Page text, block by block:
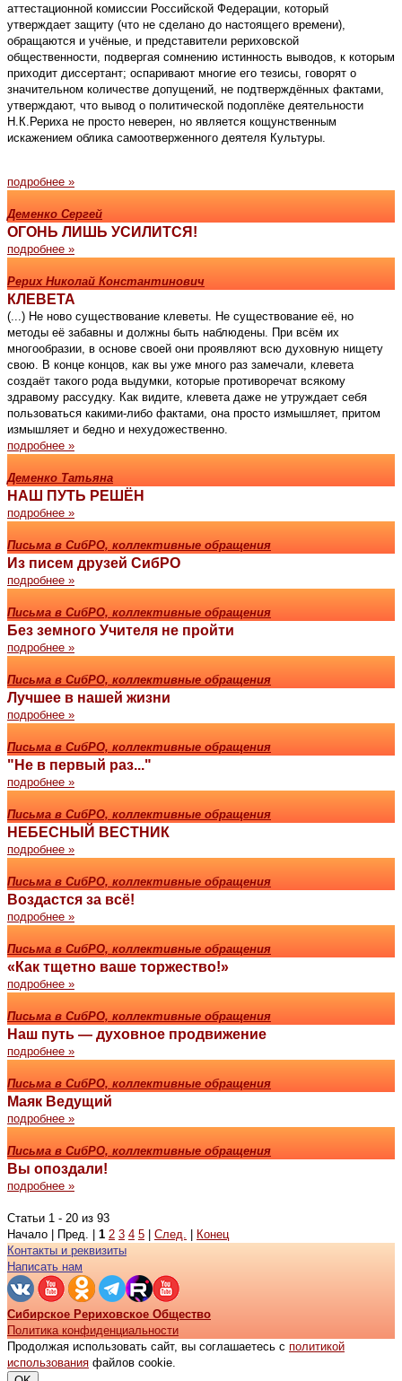
аттестационной комиссии Российской Федерации, который
утверждает защиту (что не сделано до настоящего времени),
обращаются и учёные, и представители рериховской
общественности, подвергая сомнению истинность выводов, к которым
приходит диссертант; оспаривают многие его тезисы, говорят о
значительном количестве допущений, не подтверждённых фактами,
утверждают, что вывод о политической подоплёке деятельности
Н.К.Рериха не просто неверен, но является кощунственным
искажением облика самоотверженного деятеля Культуры.
подробнее »
Деменко Сергей
ОГОНЬ ЛИШЬ УСИЛИТСЯ!
подробнее »
Рерих Николай Константинович
КЛЕВЕТА
(...) Не ново существование клеветы. Не существование её, но
методы её забавны и должны быть наблюдены. При всём их
многообразии, в основе своей они проявляют всю духовную нищету
свою. В конце концов, как вы уже много раз замечали, клевета
создаёт такого рода выдумки, которые противоречат всякому
здравому рассудку. Как видите, клевета даже не утруждает себя
пользоваться какими-либо фактами, она просто измышляет, притом
измышляет и бедно и нехудожественно.
подробнее »
Деменко Татьяна
НАШ ПУТЬ РЕШЁН
подробнее »
Письма в СибРО, коллективные обращения
Из писем друзей СибРО
подробнее »
Письма в СибРО, коллективные обращения
Без земного Учителя не пройти
подробнее »
Письма в СибРО, коллективные обращения
Лучшее в нашей жизни
подробнее »
Письма в СибРО, коллективные обращения
"Не в первый раз..."
подробнее »
Письма в СибРО, коллективные обращения
НЕБЕСНЫЙ ВЕСТНИК
подробнее »
Письма в СибРО, коллективные обращения
Воздастся за всё!
подробнее »
Письма в СибРО, коллективные обращения
«Как тщетно ваше торжество!»
подробнее »
Письма в СибРО, коллективные обращения
Наш путь — духовное продвижение
подробнее »
Письма в СибРО, коллективные обращения
Маяк Ведущий
подробнее »
Письма в СибРО, коллективные обращения
Вы опоздали!
подробнее »
Статьи 1 - 20 из 93
Начало | Пред. | 1 2 3 4 5 | След. | Конец
Контакты и реквизиты
Написать нам
Сибирское Рериховское Общество
Политика конфиденциальности
Продолжая использовать сайт, вы соглашаетесь с политикой
использования файлов cookie.